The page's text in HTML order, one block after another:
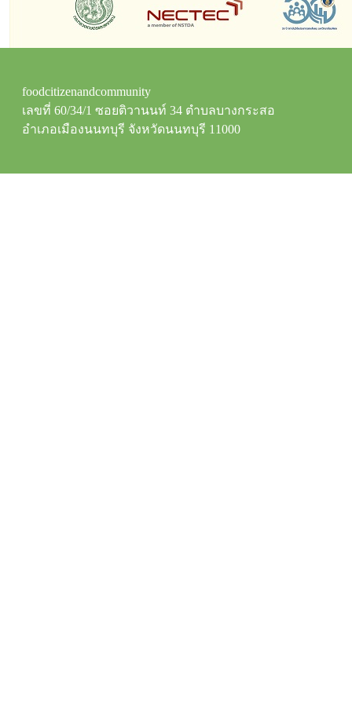
foodcitizenandcommunity
เลขที่ 60/34/1 ซอยติวานนท์ 34 ตำบลบางกระสอ
อำเภอเมืองนนทบุรี จังหวัดนนทบุรี 11000